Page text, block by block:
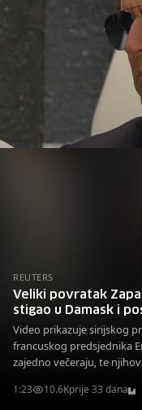
REUTERS
Veliki povratak
stigao u Damask i
Video prikazuje sirijskog
francuskog predsjednika
zajedno večeraju, te
1:23 10.6Kprije 33 dana